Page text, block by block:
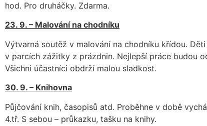
hod. Pro druháčky. Zdarma.
23. 9. – Malování na chodníku
Výtvarná soutěž v malování na chodníku křídou.
v parcích zážitky z prázdnin. Nejlepší práce budou
Všichni účastníci obdrží malou sladkost.
30. 9. – Knihovna
Půjčování knih, časopisů atd. Proběhne v době
4.tř. S sebou – průkazku, tašku na knihy.